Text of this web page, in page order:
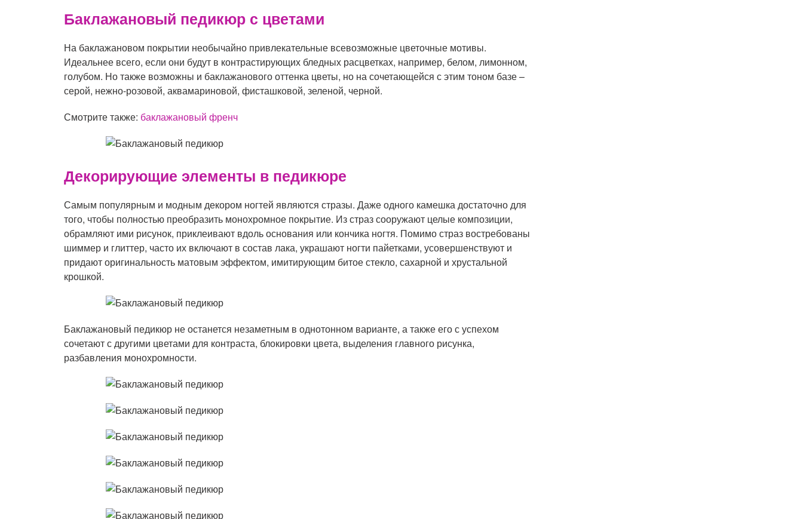
Баклажановый педикюр с цветами
На баклажановом покрытии необычайно привлекательные всевозможные цветочные мотивы.
Идеальнее всего, если они будут в контрастирующих бледных расцветках, например, белом, лимонном,
голубом. Но также возможны и баклажанового оттенка цветы, но на сочетающейся с этим тоном базе –
серой, нежно-розовой, аквамариновой, фисташковой, зеленой, черной.
Смотрите также: баклажановый френч
Декорирующие элементы в педикюре
Самым популярным и модным декором ногтей являются стразы. Даже одного камешка достаточно для
того, чтобы полностью преобразить монохромное покрытие. Из страз сооружают целые композиции,
обрамляют ими рисунок, приклеивают вдоль основания или кончика ногтя. Помимо страз востребованы
шиммер и глиттер, часто их включают в состав лака, украшают ногти пайетками, усовершенствуют и
придают оригинальность матовым эффектом, имитирующим битое стекло, сахарной и хрустальной
крошкой.
Баклажановый педикюр не останется незаметным в однотонном варианте, а также его с успехом
сочетают с другими цветами для контраста, блокировки цвета, выделения главного рисунка,
разбавления монохромности.